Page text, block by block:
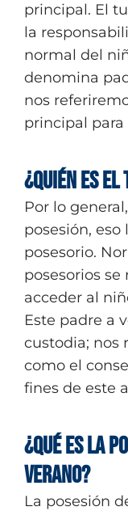
principal. El
la
normal del
denomina
nos
principal para
¿Quién es
Por lo
posesión,
posesorio.
posesorios
acceder al
Este padre a
custodia; nos
como el
fines de este
¿Qué es la
Verano?
La posesión